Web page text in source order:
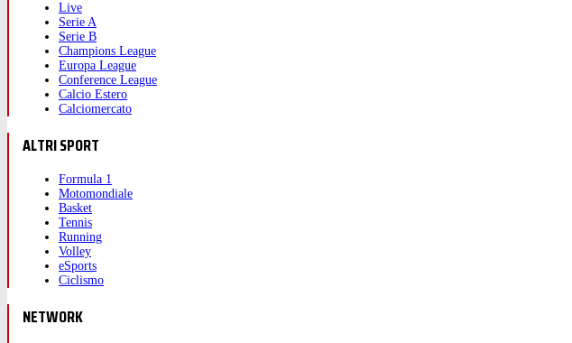
Live
Serie A
Serie B
Champions League
Europa League
Conference League
Calcio Estero
Calciomercato
ALTRI SPORT
Formula 1
Motomondiale
Basket
Tennis
Running
Volley
eSports
Ciclismo
NETWORK